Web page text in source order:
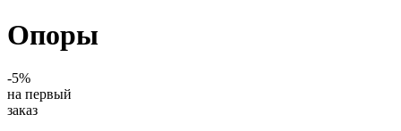
Опоры
-5%
на первый
заказ